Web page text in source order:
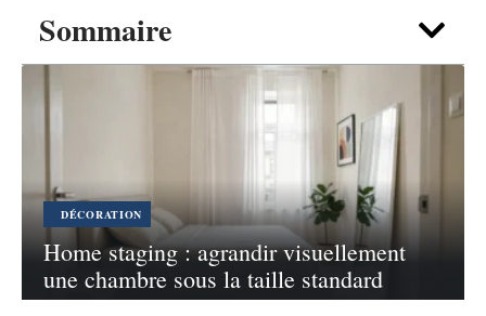
Sommaire
DÉCORATION
Home staging : agrandir visuellement
une chambre sous la taille standard